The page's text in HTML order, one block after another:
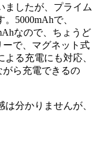
したが、 プライム
5000mAhで、
なので、ちょうど
ーで、マグネット式
る充電にも対応、
がら充電できるの
分かりませんが、